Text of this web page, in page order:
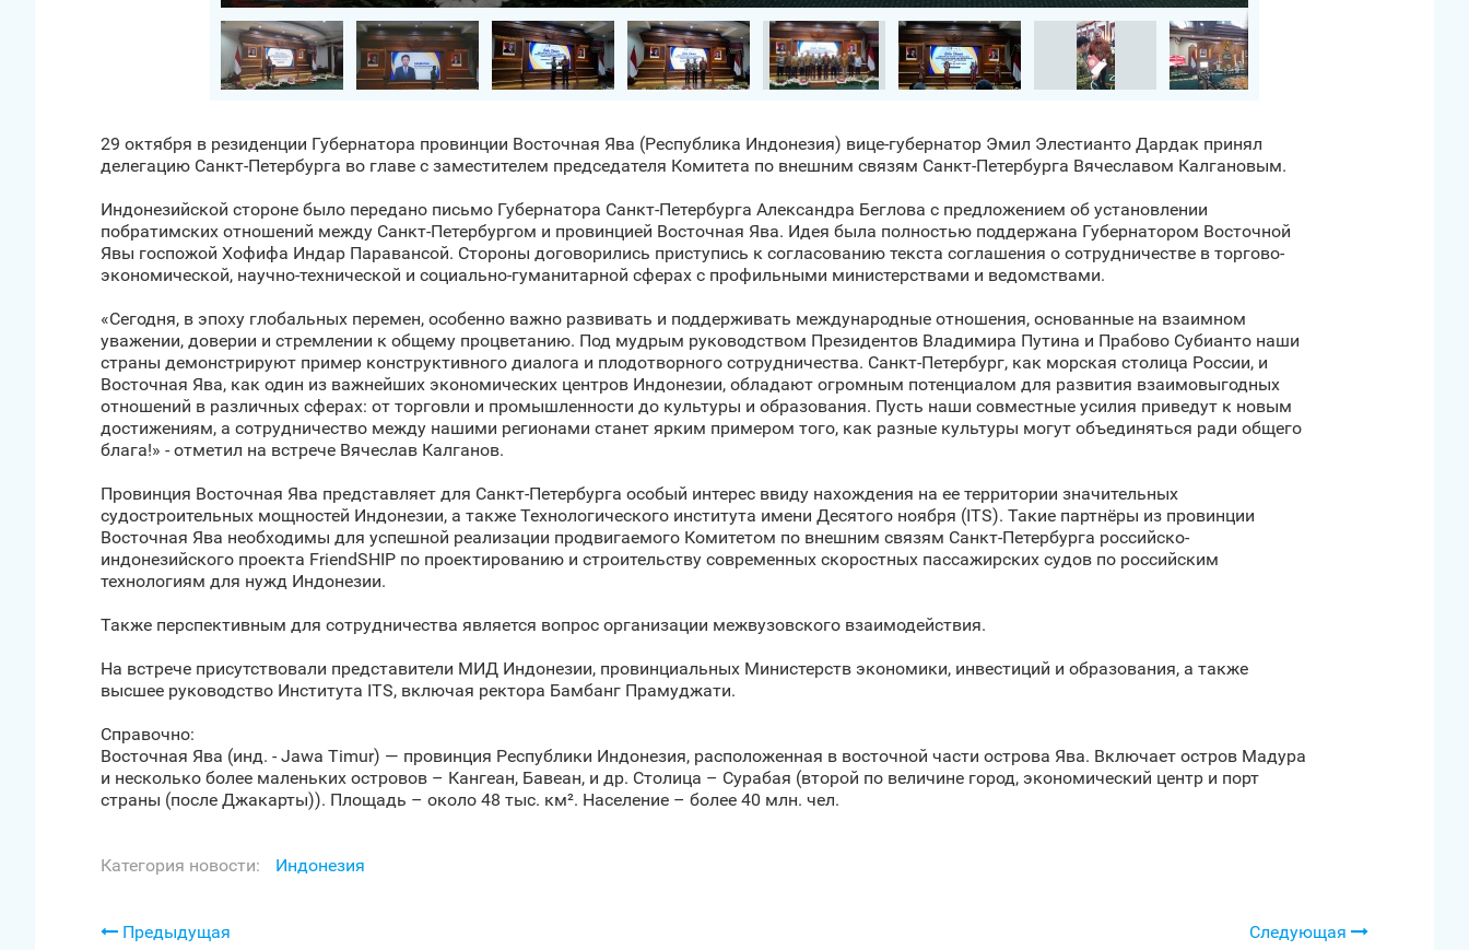
29 октября в резиденции Губернатора провинции Восточная Ява (Республика Индонезия) вице-губернатор Эмил Элестианто Дардак принял
делегацию Санкт‑Петербурга во главе с заместителем председателя Комитета по внешним связям Санкт‑Петербурга Вячеславом Калгановым.
Индонезийской стороне было передано письмо Губернатора Санкт‑Петербурга Александра Беглова с предложением об установлении
побратимских отношений между Санкт‑Петербургом и провинцией Восточная Ява. Идея была полностью поддержана Губернатором Восточной
Явы госпожой Хофифа Индар Паравансой. Стороны договорились приступись к согласованию текста соглашения о сотрудничестве в торгово-
экономической, научно-технической и социально-гуманитарной сферах с профильными министерствами и ведомствами.
«Сегодня, в эпоху глобальных перемен, особенно важно развивать и поддерживать международные отношения, основанные на взаимном
уважении, доверии и стремлении к общему процветанию. Под мудрым руководством Президентов Владимира Путина и Прабово Субианто наши
страны демонстрируют пример конструктивного диалога и плодотворного сотрудничества. Санкт‑Петербург, как морская столица России, и
Восточная Ява, как один из важнейших экономических центров Индонезии, обладают огромным потенциалом для развития взаимовыгодных
отношений в различных сферах: от торговли и промышленности до культуры и образования. Пусть наши совместные усилия приведут к новым
достижениям, а сотрудничество между нашими регионами станет ярким примером того, как разные культуры могут объединяться ради общего
блага!» - отметил на встрече Вячеслав Калганов.
Провинция Восточная Ява представляет для Санкт‑Петербурга особый интерес ввиду нахождения на ее территории значительных
судостроительных мощностей Индонезии, а также Технологического института имени Десятого ноября (ITS). Такие партнёры из провинции
Восточная Ява необходимы для успешной реализации продвигаемого Комитетом по внешним связям Санкт‑Петербурга российско-
индонезийского проекта FriendSHIP по проектированию и строительству современных скоростных пассажирских судов по российским
технологиям для нужд Индонезии.
Также перспективным для сотрудничества является вопрос организации межвузовского взаимодействия.
На встрече присутствовали представители МИД Индонезии, провинциальных Министерств экономики, инвестиций и образования, а также
высшее руководство Института ITS, включая ректора Бамбанг Прамуджати.
Справочно:
Восточная Ява (инд. - Jawa Timur) — провинция Республики Индонезия, расположенная в восточной части острова Ява. Включает остров Мадура
и несколько более маленьких островов – Кангеан, Бавеан, и др. Столица – Сурабая (второй по величине город, экономический центр и порт
страны (после Джакарты)). Площадь – около 48 тыс. км². Население – более 40 млн. чел.
Категория новости: Индонезия
Предыдущая Следующая